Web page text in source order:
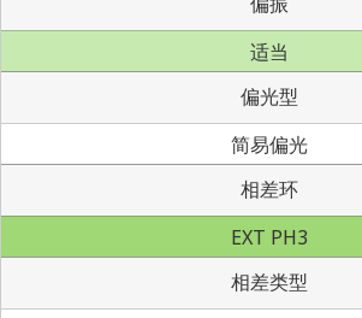
适当
偏光型
简易偏光
相差环
EXT PH3
相差类型